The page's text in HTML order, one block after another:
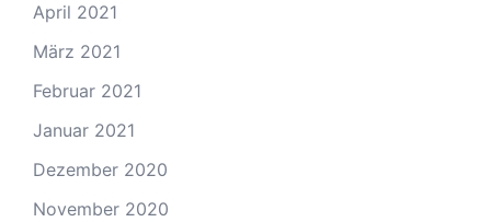
April 2021
März 2021
Februar 2021
Januar 2021
Dezember 2020
November 2020